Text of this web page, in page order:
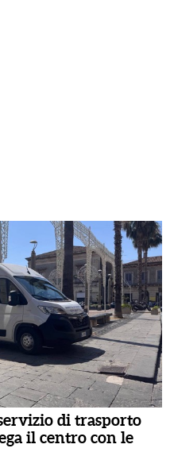
di trasporto
il centro con le